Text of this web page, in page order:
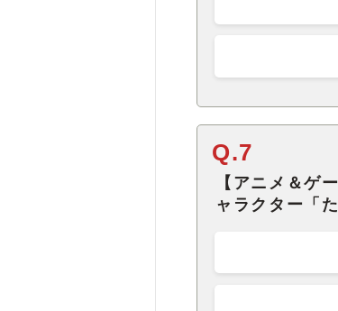
Q.7
【アニメ＆ゲ
ャラクター「